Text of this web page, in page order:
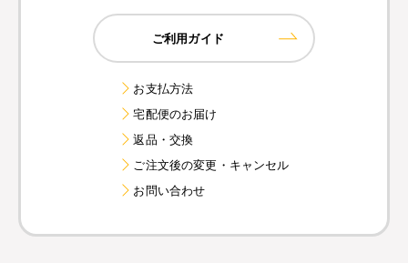
ご利用ガイド
お支払方法
宅配便のお届け
返品・交換
ご注文後の変更・キャンセル
お問い合わせ